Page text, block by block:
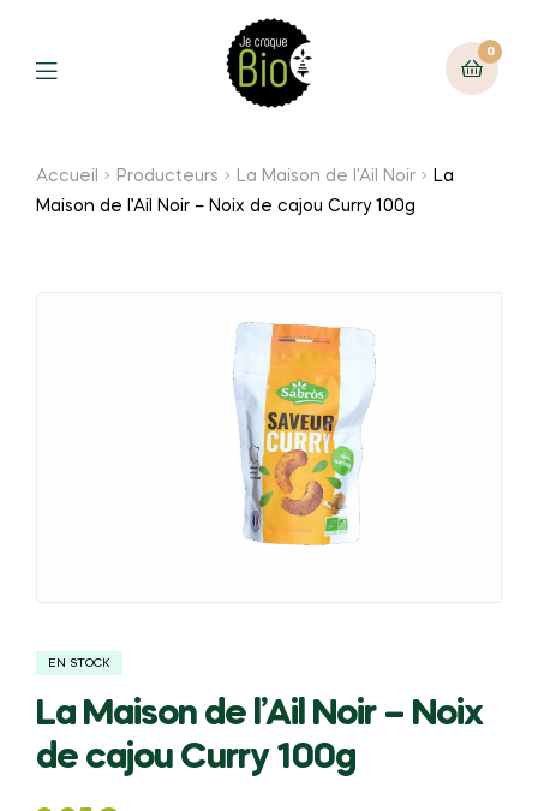
0
Accueil Producteurs La Maison de l'Ail Noir
La
Maison de l’Ail Noir – Noix de cajou Curry 100g
EN STOCK
La Maison de l’Ail Noir – Noix
de cajou Curry 100g